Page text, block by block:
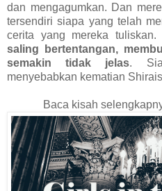
dan mengagumkan. Dan
tersendiri siapa yang telah
cerita yang mereka tuliskan.
saling bertentangan,
semakin tidak jelas.
menyebabkan kematian
Baca kisah